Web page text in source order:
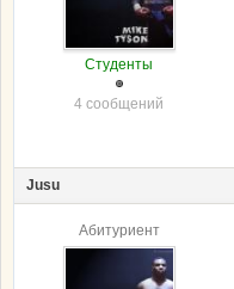
Студенты
4 сообщений
Jusu
Абитуриент